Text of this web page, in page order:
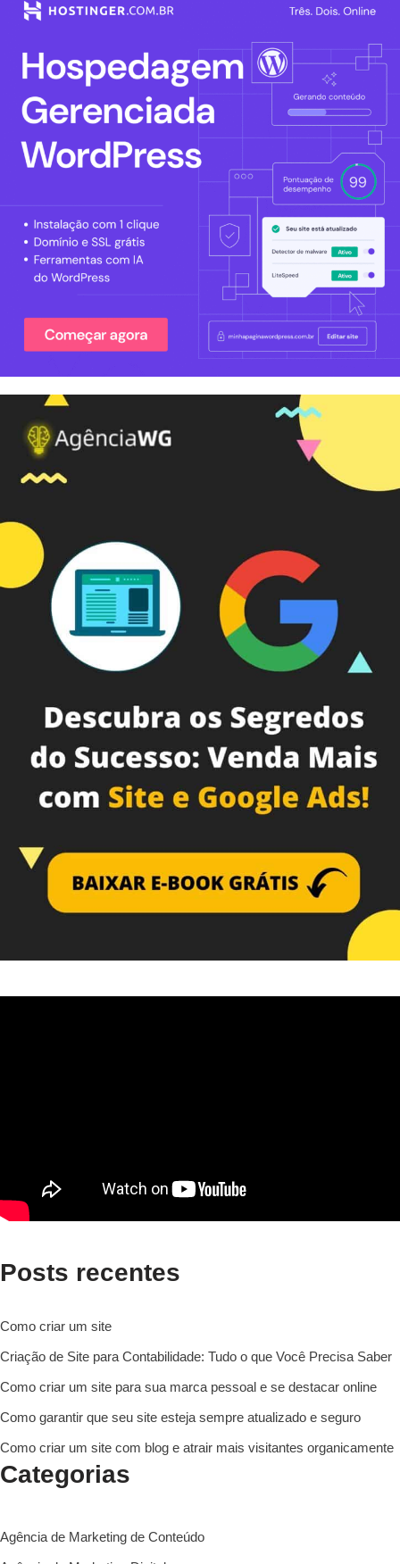
Posts recentes
Como criar um site
Criação de Site para Contabilidade: Tudo o que Você Precisa Saber
Como criar um site para sua marca pessoal e se destacar online
Como garantir que seu site esteja sempre atualizado e seguro
Como criar um site com blog e atrair mais visitantes organicamente
Categorias
Agência de Marketing de Conteúdo